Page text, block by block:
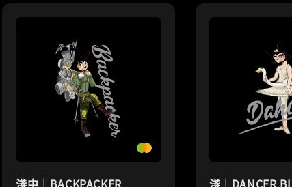
淺中｜BACKPACKER
淺｜DANCER